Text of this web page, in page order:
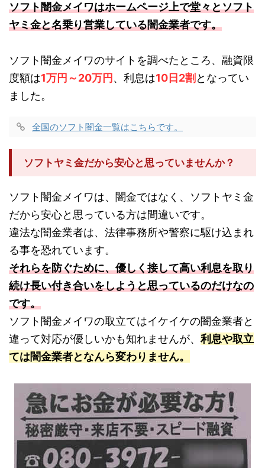
ソフト闇金メイワはホームページ上で堂々とソフト
ヤミ金と名乗り営業している闇金業者です。
ソフト闇金メイワのサイトを調べたところ、融資限
度額は1万円～20万円 、利息は10日2割 となってい
ました。
全国のソフト闇金一覧はこちらです。
ソフトヤミ金だから安心と思っていませんか？
ソフト闇金メイワは、闇金ではなく、ソフトヤミ金
だから安心と思っている方は間違いです。
違法な闇金業者は、法律事務所や警察に駆け込まれ
る事を恐れています。
それらを防ぐために、優しく接して高い利息を取り
続け長い付き合いをしようと思っているのだけなの
です。
ソフト闇金メイワの取立てはイケイケの闇金業者と
違って対応が優しいかも知れませんが、利息や取立
ては闇金業者となんら変わりません。